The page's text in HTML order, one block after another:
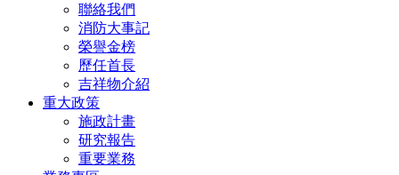
聯絡我們
消防大事記
榮譽金榜
歷任首長
吉祥物介紹
重大政策
施政計畫
研究報告
重要業務